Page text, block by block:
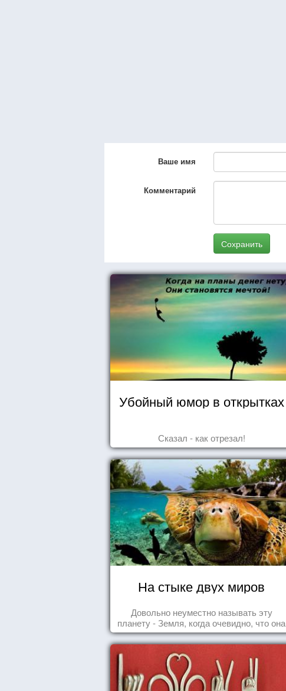
Ваше имя
Комментарий
Сохранить
Убойный юмор в открытках
Сказал - как отрезал!
На стыке двух миров
Довольно неуместно называть эту
планету - Земля, когда очевидно, что она
- Океан.